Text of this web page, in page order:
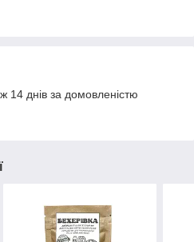
14 днів за домовленістю